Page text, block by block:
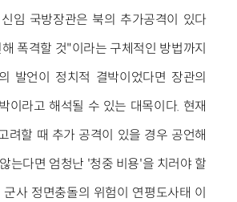
임 국방장관은 북의 추가공격이 있다
폭격할 것"이라는 구체적인 방법까지
발언이 정치적 결박이었다면 장관의
이라고 해석될 수 있는 대목이다. 현재
려할 때 추가 공격이 있을 경우 공언해
는다면 엄청난 '청중 비용'을 치러야 할
사 정면충돌의 위험이 연평도사태 이